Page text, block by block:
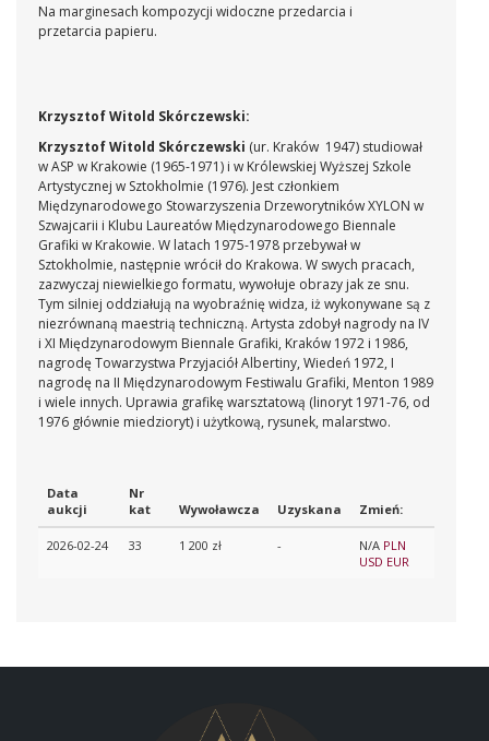
Na marginesach kompozycji widoczne przedarcia i
przetarcia papieru.
Krzysztof Witold Skórczewski:
Krzysztof Witold Skórczewski (ur. Kraków 1947) studiował
w ASP w Krakowie (1965-1971) i w Królewskiej Wyższej Szkole
Artystycznej w Sztokholmie (1976). Jest członkiem
Międzynarodowego Stowarzyszenia Drzeworytników XYLON w
Szwajcarii i Klubu Laureatów Międzynarodowego Biennale
Grafiki w Krakowie. W latach 1975-1978 przebywał w
Sztokholmie, następnie wrócił do Krakowa. W swych pracach,
zazwyczaj niewielkiego formatu, wywołuje obrazy jak ze snu.
Tym silniej oddziałują na wyobraźnię widza, iż wykonywane są z
niezrównaną maestrią techniczną. Artysta zdobył nagrody na IV
i XI Międzynarodowym Biennale Grafiki, Kraków 1972 i 1986,
nagrodę Towarzystwa Przyjaciół Albertiny, Wiedeń 1972, I
nagrodę na II Międzynarodowym Festiwalu Grafiki, Menton 1989
i wiele innych. Uprawia grafikę warsztatową (linoryt 1971-76, od
1976 głównie miedzioryt) i użytkową, rysunek, malarstwo.
Data
aukcji
Nr
kat
Wywoławcza Uzyskana Zmień:
2026-02-24 33 1 200 zł - N/A PLN
USD EUR